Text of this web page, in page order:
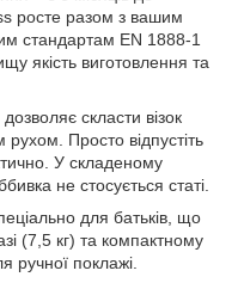
росте разом з вашим
стандартам EN 1888-1
якість виготовлення та
скласти візок
Просто відпустіть
У складеному
не стосується статі.
для батьків, що
(7,5 кг) та компактному
ручної поклажі.